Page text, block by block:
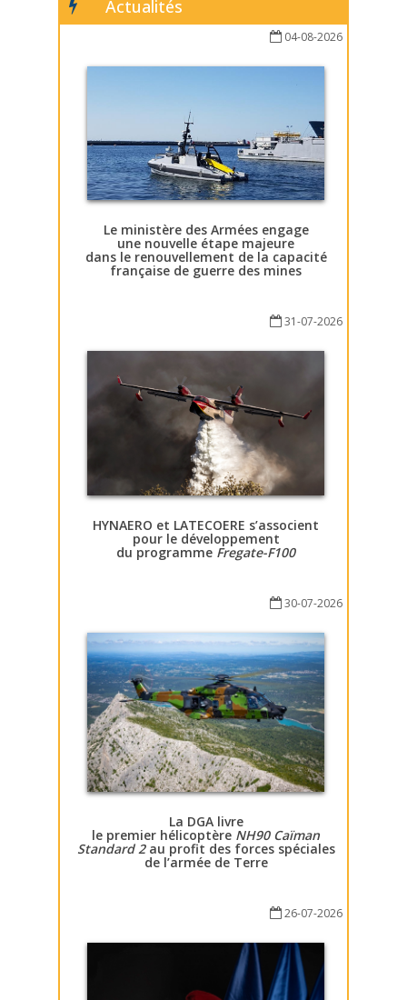
Actualités
04-08-2026
Le ministère des Armées engage
une nouvelle étape majeure
dans le renouvellement de la capacité
française de guerre des mines
31-07-2026
HYNAERO et LATECOERE s’associent
pour le développement
du programme Fregate-F100
30-07-2026
La DGA livre
le premier hélicoptère NH90 Caïman
Standard 2au profit des forces spéciales
de l’armée de Terre
26-07-2026